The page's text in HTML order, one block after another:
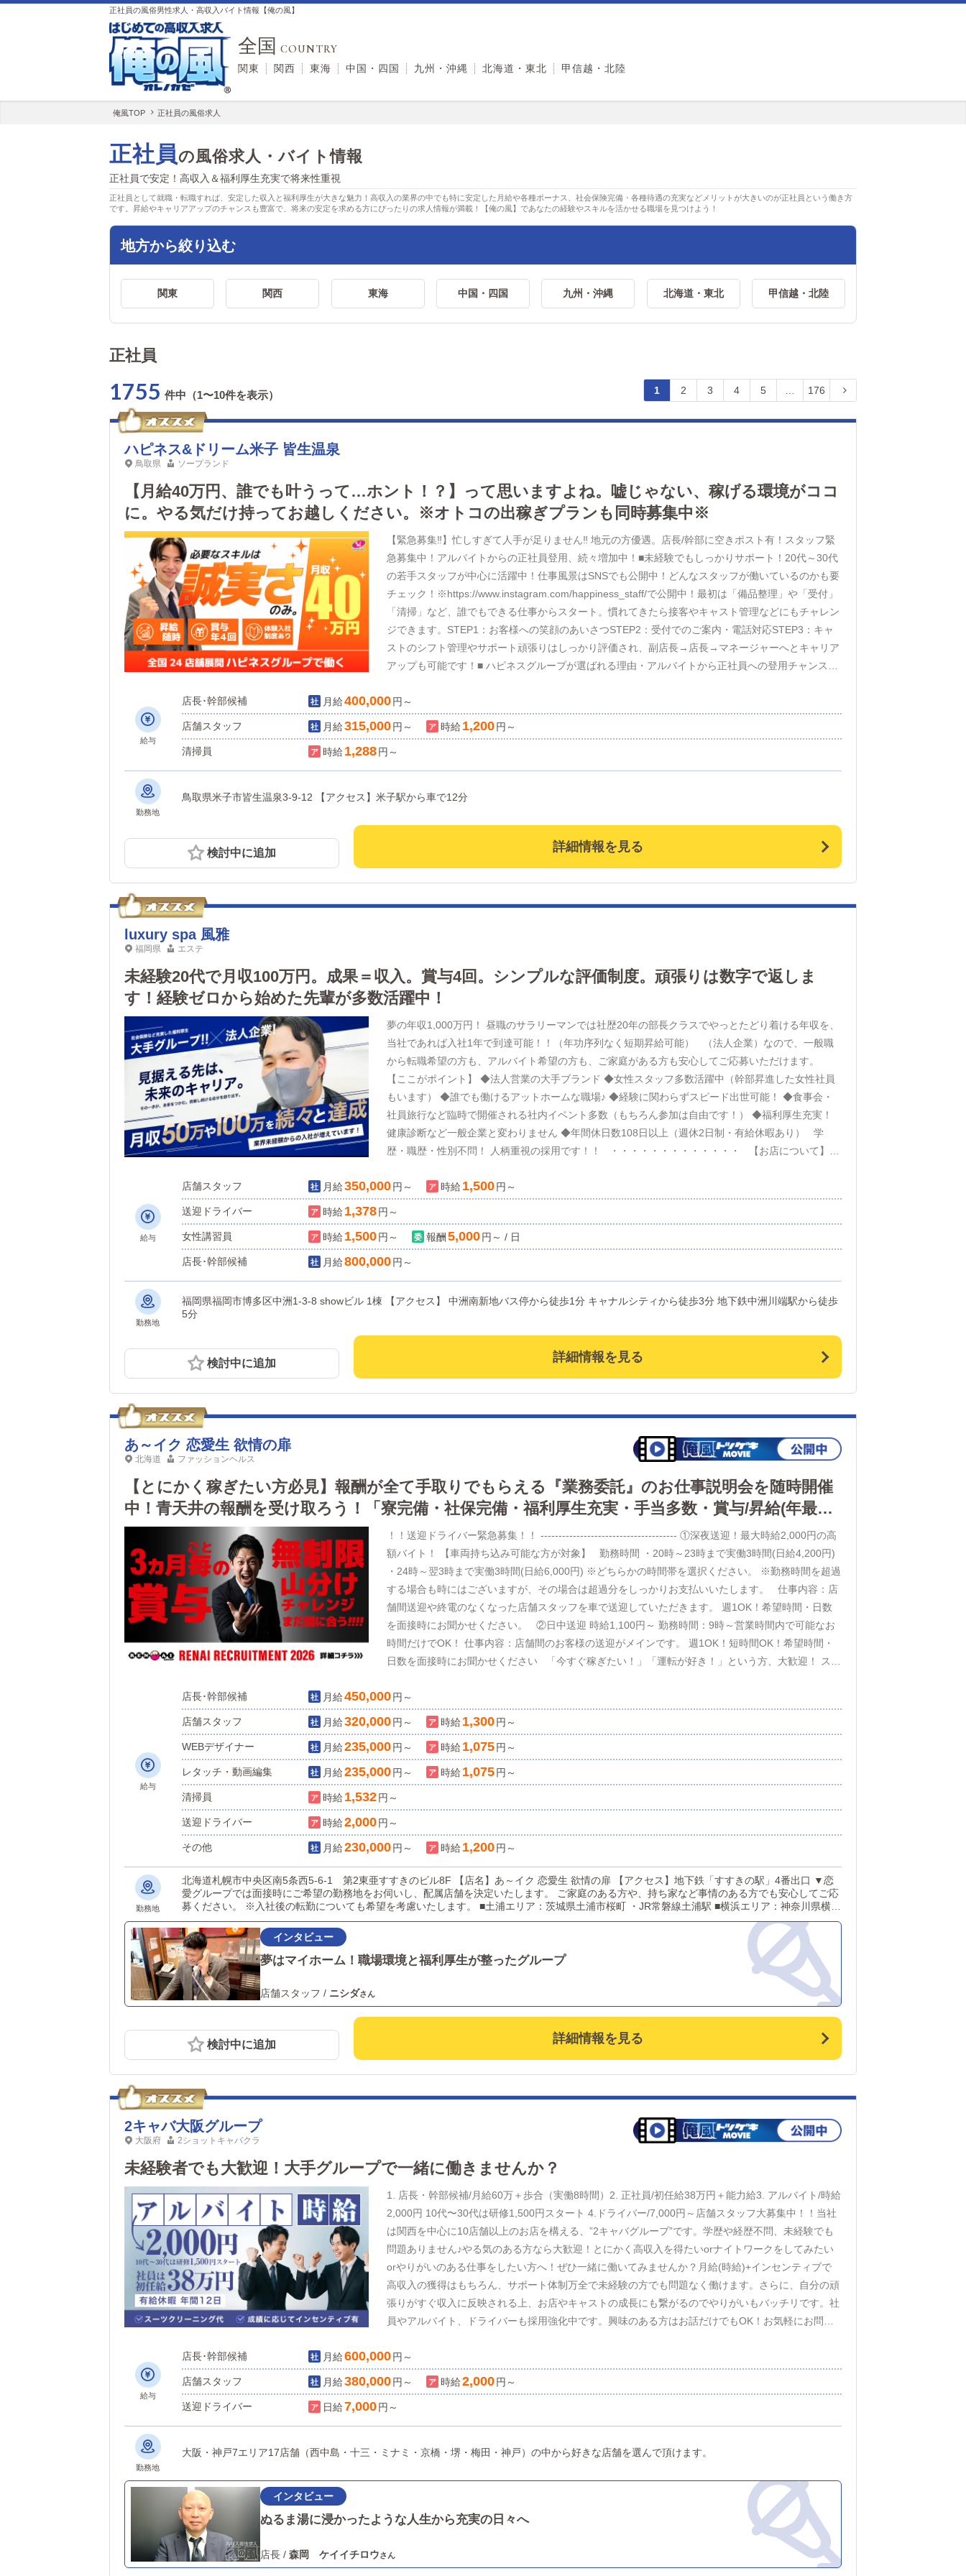
正社員の風俗男性求人・高収入バイト情報【俺の風】
全国 COUNTRY
関東 関西 東海 中国・四国 九州・沖縄 北海道・東北 甲信越・北陸
俺風TOP 正社員の風俗求人
正社員の風俗求人・バイト情報
正社員で安定！高収入＆福利厚生充実で将来性重視
正社員として就職・転職すれば、安定した収入と福利厚生が大きな魅力！高収入の業界の中でも特に安定した月給や各種ボーナス、社会保険完備・各種待遇の充実などメリットが大きいのが正社員という働き方
です。昇給やキャリアアップのチャンスも豊富で、将来の安定を求める方にぴったりの求人情報が満載！【俺の風】であなたの経験やスキルを活かせる職場を見つけよう！
地方から絞り込む
関東 関西 東海 中国・四国 九州・沖縄 北海道・東北 甲信越・北陸
正社員
1755 件中（1〜10件を表示） 1 2 3 4 5 176
ハピネス&ドリーム米子 皆生温泉
鳥取県 ソープランド
【月給40万円、誰でも叶うって…ホント！？】って思いますよね。嘘じゃない、稼げる環境がココ
に。やる気だけ持ってお越しください。※オトコの出稼ぎプランも同時募集中※
【緊急募集‼】忙しすぎて人手が足りません‼ 地元の方優遇。店長/幹部に空きポスト有！スタッフ緊
急募集中！アルバイトからの正社員登用、続々増加中！■未経験でもしっかりサポート！20代～30代
の若手スタッフが中心に活躍中！仕事風景はSNSでも公開中！どんなスタッフが働いているのかも要
チェック！※https://www.instagram.com/happiness_staff/で公開中！最初は「備品整理」や「受付」
「清掃」など、誰でもできる仕事からスタート。慣れてきたら接客やキャスト管理などにもチャレン
ジできます。STEP1：お客様への笑顔のあいさつSTEP2：受付でのご案内・電話対応STEP3：キャ
ストのシフト管理やサポート頑張りはしっかり評価され、副店長→店長→マネージャーへとキャリア
アップも可能です！■ ハピネスグループが選ばれる理由・アルバイトから正社員への登用チャンス多
るスピード昇進制度現在、アルバイトから正社員へステップアップするスタッフが続々増加中！「最
初から正社員は不安…」という方もご安心ください。2024年度だけでも、9名が正社員へ昇格！ハピ
ネスグループは「関わる人を大切にできる人」を重要視する会社。経験よりも“やる気”や“誠実な姿
勢”を正当に評価。未経験でも安心してスタートできます。あなたも、自分のペースでキャリアと収
入、両方を手に入れませんか？ 弊社なら学歴関係なく【初任給31,5万円スタート可！！】※大卒初
任給以上の金額※ 稼ぎたい方はその分に見合うお仕事をお任せしますので、月給40万円スタートも
見！ ハピネスグループは学歴も経験も関係ございません。 「学歴を活かして働く仲間の中で頭ひ
とつ飛び抜けたい！」 そんな方は学んできたことを仕事に活かせば最短距離でトップを目指せる！
コツコツ努力する、こなしていくことで着実な昇格が可能！ どちらも方法こそ違いますが、自分の
＼＼全力募集中！！／／／今地方がアツい！!ビッグチャンスを掴むなら当店へ！！2026年は松山(3
月)・熊本(4月)に新店オープンしました！ 地方の売上好調につき人材不足中…今なら採用率大幅
UP！！就職・転職で悩んでいるなら、まずはご質問やご相談からでも大丈夫です！ぜひお気軽にご
連絡ください！！アルバイトからでも大歓迎！ 全国展開中の大手グループなので社会保険完備、福
利厚生充実、新人さんのサポート体制も万全です。未経験（一般職からの転職）や女性で役職者にな
った社員もたくさんいます！ 正社員、アルバイト同時募集中！ ※深夜の清掃アルバイトも大歓迎！
ただいま業績絶好調！！ すでに新店舗計画もあり役職ポストに空きあります！ 今ハピネスグループ
の中で「最も役職に就けるチャンス」のあるエリアです！ ＼＼＼オトコの出稼ぎキャンペーン／／
／ 1年勤務480万円＋目標達成報奨金100万円 ※期間限定※引越し代当社負担！！！ ★寮費無料 ★
光熱費無料 ★食事代補助 つまり…出費が抑えられるので、とにかくお金が貯まります！！ 半年勤務
で100万円以上の貯金が可能！ 【エリアについてご紹介】 ここは鳥取県米子市唯一の温泉街！ 普通
空気♪ 都会の忙しさから解放され、ストレスフリーでお仕事できます！ ご夫婦でのお引越しも大歓
他府県の方も、もちろん地元の方も！ 長く働いて頂けるような環境と福利厚生が整っておりますの
で、ぜひこの機会にご応募・ご相談ください。 ♨鳥取県米子市唯一の温泉街♨ 皆生温泉（かいけお
んせん） 「ハピネス&ドリーム米子 皆生温泉」は、あなたからのご応募を心よりお待ちしておりま
給与
店長･幹部候補 月給400,000円～
店舗スタッフ 月給315,000円～ 時給 1,200円～
清掃員 時給 1,288円～
勤務地
鳥取県米子市皆生温泉3-9-12 【アクセス】米子駅から車で12分
検討中に追加 詳細情報を見る
luxury spa 風雅
福岡県 エステ
未経験20代で月収100万円。成果＝収入。賞与4回。シンプルな評価制度。頑張りは数字で返しま
す！経験ゼロから始めた先輩が多数活躍中！
夢の年収1,000万円！ 昼職のサラリーマンでは社歴20年の部長クラスでやっとたどり着ける年収を、
当社であれば入社1年で到達可能！！（年功序列なく短期昇給可能） （法人企業）なので、一般職
から転職希望の方も、アルバイト希望の方も、ご家庭がある方も安心してご応募いただけます。
【ここがポイント】 ◆法人営業の大手ブランド ◆女性スタッフ多数活躍中（幹部昇進した女性社員
もいます） ◆誰でも働けるアットホームな職場♪ ◆経験に関わらずスピード出世可能！ ◆食事会・
社員旅行など臨時で開催される社内イベント多数（もちろん参加は自由です！） ◆福利厚生充実！
健康診断など一般企業と変わりません ◆年間休日数108日以上（週休2日制・有給休暇あり） 学
歴・職歴・性別不問！ 人柄重視の採用です！！ ・・・・・・・・・・・・・ 【お店について】
顧いただき大盛況！口コミ数も1,000件を超える人気店となりました。 一緒にこの街を盛り上げて
す！！ ・・・・・・・・・・・・・ 企業理念：笑顔・優しさ・真心・思いやり・一生懸命 「チ
ームワークあふれるお店をつくる」人とのつながりを大切に、人から信頼される会社を目指していま
す。 社員平均年収：725万円 年間休日：108日 有給休暇率：100％ ◆社会人野球チームあり（参
収590万円 女性主任▶年収640万円 マネージャー▶年収770万円 取締役▶年収1200万円 アルバイト
ス！！ 学歴、経験、性別不問、未経験でもやる気があれば誰にでもチャンスがあります。 この業
界は面白い！ ぜひ一緒に明るい未来を作りましょう！！ ご応募お待ちしております！！
給与
店舗スタッフ 月給350,000円～ 時給 1,500円～
送迎ドライバー 時給 1,378円～
女性講習員 時給 1,500円～ 報酬5,000円～ / 日
店長･幹部候補 月給800,000円～
勤務地
福岡県福岡市博多区中洲1-3-8 showビル 1棟 【アクセス】 中洲南新地バス停から徒歩1分 キャナルシティから徒歩3分 地下鉄中洲川端駅から徒歩
5分
検討中に追加 詳細情報を見る
あ～イク 恋愛生 欲情の扉
北海道 ファッションヘルス
【とにかく稼ぎたい方必見】報酬が全て手取りでもらえる『業務委託』のお仕事説明会を随時開催
中！青天井の報酬を受け取ろう！「寮完備・社保完備・福利厚生充実・手当多数・賞与/昇給(年最大4
回)あり」
！！送迎ドライバー緊急募集！！ -------------------------------------- ①深夜送迎！最大時給2,000円の高
額バイト！ 【車両持ち込み可能な方が対象】 勤務時間 ・20時～23時まで実働3時間(日給4,200円)
・24時～翌3時まで実働3時間(日給6,000円) ※どちらかの時間帯を選択ください。 ※勤務時間を超過
する場合も時にはございますが、その場合は超過分をしっかりお支払いいたします。 仕事内容：店
舗間送迎や終電のなくなった店舗スタッフを車で送迎していただきます。 週1OK！希望時間・日数
を面接時にお聞かせください。 ②日中送迎 時給1,100円～ 勤務時間：9時～営業時間内で可能なお
時間だけでOK！ 仕事内容：店舗間のお客様の送迎がメインです。 週1OK！短時間OK！希望時間・
日数を面接時にお聞かせください 「今すぐ稼ぎたい！」「運転が好き！」という方、大歓迎！ スピ
社員やアルバイトスタッフとほとんど変わりませんが、収入面が違います！とにかく収入を増やした
い、という方にはうってつけの働き方です。通常の「雇用契約」ではなく「業務委託契約」で労働を
請け負っていただきます。よって得たい収入に応じた働き方が可能です。月80万の報酬をお支払いし
ている例も多数あります。面接ではなく業務内容の「説明会」といった形で随時開催しておりますの
でご興味のある方は是非一度ご参加ください。※業務を覚えていただくため、通常の雇用契約での研
修期間がございます【社員/アルバイトも同時募集】自分の人生を変えたいなら、まずは仕事を見直
そう！恋愛グループに入社して成功した先輩がたくさんいます。今活躍している先輩は…「未経験ス
タートだけれども、一般企業での経験がある方」が多数。風俗業界の知識や経験の有無は関係ないん
です。年齢や経験に関係なく、やる気と努力を正当に評価。スピード昇給・昇格が誰でも可能。しか
ることもございません。全員が32万円スタート！！最短で8ヶ月で店長職に就いた先輩もいます。 ---
-------- 恋愛グループは日々新店舗、新事業が進み、新しいポストが生まれています。 “今から”本気
で自分の人生を変えたい方、歓迎。 自分の限界に挑戦したいあなたを、待っています。 未経験でも
全員32万円スタート！ 一般職からの転職者多数！ 「風俗店＝男性のみの職場」 そのイメージはア
ップデートするべきです！！ 恋愛グループは女性スタッフも活躍中！ 性別だけで不採用になること
はございません！※お給料も男性と同じ28万円スタート！ 最短8カ月で店長に昇進したスタッフ実
在！ 「女性店長」も目指せます！！ ※女性講習員も募集中！ 【恋愛グループのメリット】 ■社会
保険完備 ■厚生年金、雇用保険、労災など入社初日から即加入■最大年4回賞与あり！■英語、中国
語、韓国語など他言語の会話ができる方、職能手当＋3万円支給！(※職能手当は審査がございます。
詳しくは面接時にご確認下さい。)■有給休暇は法律に従い、入社後半年で付与 ■交通費支給（上限3
ど各種待遇充実！ etc… 当たり前の話ですが、社会保険や各種待遇が揃っており、一般企業と変わ
ののお店ですが、グループは全国に店舗展開中！まだまだ事業拡大（新店出店）の予定があるので、
幹部ポストも空きがあります！ 個人寮も完備しているので、ご希望のエリアでの勤務も可能！もち
ろん他府県から札幌への出稼ぎも大歓迎です。※無理な転勤はないので、札幌で働きたい！という方
完全未経験の男女スタッフが働いているお店です。 ぜひ一緒にお店を盛り上げていきましょう！
まずはお気軽にご連絡ください！ ご応募お待ちしております！！◆2025年10月～週休3日制導入！
シングルマザーや女性から好評！
給与
店長･幹部候補 月給450,000円～
店舗スタッフ 月給320,000円～ 時給 1,300円～
WEBデザイナー 月給235,000円～ 時給 1,075円～
レタッチ・動画編集 月給235,000円～ 時給 1,075円～
清掃員 時給 1,532円～
送迎ドライバー 時給2,000円～
その他 月給230,000円～ 時給 1,200円～
勤務地
北海道札幌市中央区南5条西5-6-1 第2東亜すすきのビル8F 【店名】あ～イク 恋愛生 欲情の扉 【アクセス】地下鉄「すすきの駅」4番出口 ▼恋
愛グループでは面接時にご希望の勤務地をお伺いし、配属店舗を決定いたします。 ご家庭のある方や、持ち家など事情のある方でも安心してご応
募ください。 ※入社後の転勤についても希望を考慮いたします。 ■土浦エリア：茨城県土浦市桜町 ・JR常磐線土浦駅 ■横浜エリア：神奈川県横浜
市中区 ・京急線黄金町駅 ・市営地下鉄阪東橋駅 ・JR線関内駅 ■札幌エリア：北海道札幌市 地下鉄南北線すすきの駅 ※日本全国店舗展開につき同
時募集中 東京エリア、横浜エリア、北関東エリア、札幌エリア、福岡エリアほか
夢はマイホーム！職場環境と福利厚生が整ったグループ
店舗スタッフ / ニシダ
検討中に追加 詳細情報を見る
2キャバ大阪グループ
大阪府 2ショットキャバクラ
未経験者でも大歓迎！大手グループで一緒に働きませんか？
1. 店長・幹部候補/月給60万＋歩合（実働8時間）2. 正社員/初任給38万円＋能力給3. アルバイト/時給
2,000円 10代〜30代は研修1,500円スタート 4.ドライバー/7,000円～店舗スタッフ大募集中！！当社
は関西を中心に10店舗以上のお店を構える、”2キャバグループ”です。学歴や経歴不問、未経験でも
問題ありません♪やる気のある方なら大歓迎！とにかく高収入を得たいorナイトワークをしてみたい
orやりがいのある仕事をしたい方へ！ぜひ一緒に働いてみませんか？月給(時給)+インセンティブで
高収入の獲得はもちろん、サポート体制万全で未経験の方でも問題なく働けます。さらに、自分の頑
張りがすぐ収入に反映される上、お店やキャストの成長にも繋がるのでやりがいもバッチリです。社
員やアルバイト、ドライバーも採用強化中です。興味のある方はお話だけでもOK！お気軽にお問い
給与
店長･幹部候補 月給600,000円～
店舗スタッフ 月給380,000円～ 時給2,000円～
送迎ドライバー 日給7,000円～
勤務地
大阪・神戸7エリア17店舗（西中島・十三・ミナミ・京橋・堺・梅田・神戸）の中から好きな店舗を選んで頂けます。
ぬるま湯に浸かったような人生から充実の日々へ
店長 / 森岡 ケイイチロウ